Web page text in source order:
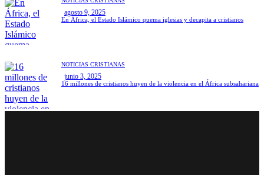
agosto 9, 2025
En África, el Estado Islámico quema iglesias y decapita a cristianos
NOTICIAS CRISTIANAS
junio 3, 2025
16 millones de cristianos huyen de la violencia en el África subsahariana